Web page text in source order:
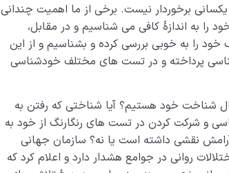
برخوردار نیست. برخی از ما اهمیت چندانی
را به اندازۀ کافی می­ شناسیم و در مقابل،
را به خوبی بررسی کرده و بشناسیم و از این
پرداخته و در تست­ های مختلف خودشناسی
شناخت خود هستیم؟ آیا شناختی که رفتن به
و شرکت کردن در تست­ های رنگارنگ از خود به
نقشی داشته است یا نه؟ سازمان جهانی
به افزایش اختلالات روانی در جوامع هشدار دارد و اعلام کرد که